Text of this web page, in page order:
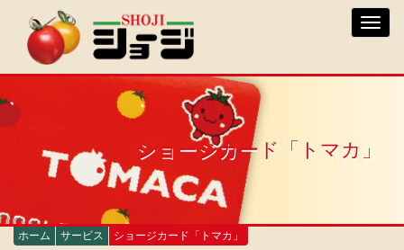
テ
ショージカード「トマカ」
ホーム サービス ショージカード「トマカ」